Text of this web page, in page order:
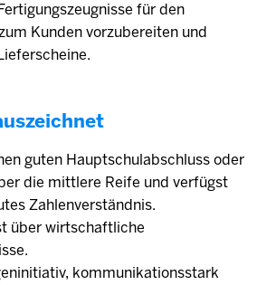
für den
Kunden vorzubereiten und
guten Hauptschulabschluss oder
die mittlere Reife und verfügst
Zahlenverständnis.
über wirtschaftliche
kommunikationsstark